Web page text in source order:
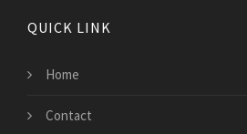
QUICK LINK
Home
Contact